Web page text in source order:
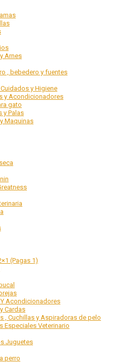
Arnes
, bebedero y fuentes
y Higiene
y Acondicionadores
gato
y Palas
Maquinas
(Pagas 1)
Acondicionadores
Cardas
, Cuchillas y Aspiradoras de pelo
Especiales Veterinario
Juguetes
perro